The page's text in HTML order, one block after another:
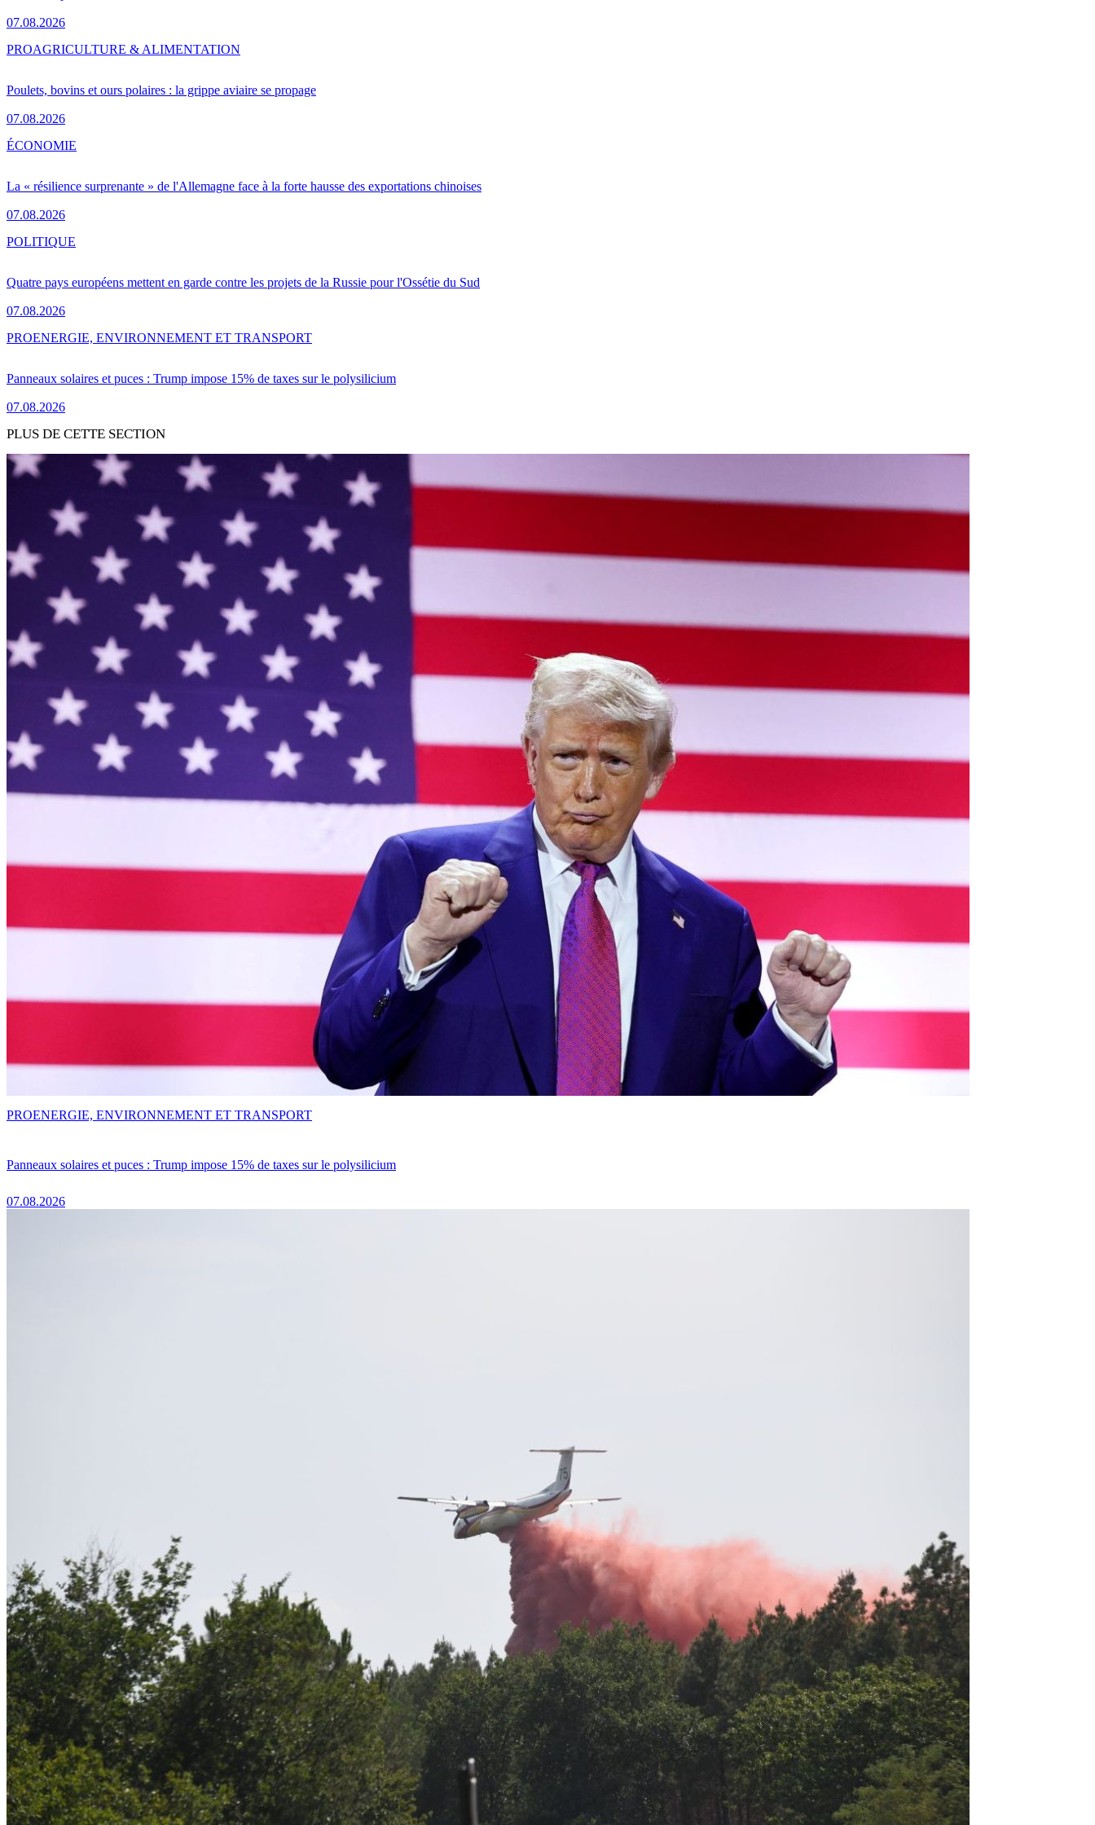
07.08.2026
Poulets, bovins et ours polaires : la grippe aviaire se propage
07.08.2026
PROAGRICULTURE & ALIMENTATION
La « résilience surprenante » de l'Allemagne face à la forte hausse des exportations chinoises
07.08.2026
ÉCONOMIE
Quatre pays européens mettent en garde contre les projets de la Russie pour l'Ossétie du Sud
07.08.2026
POLITIQUE
Panneaux solaires et puces : Trump impose 15% de taxes sur le polysilicium
07.08.2026
PROENERGIE, ENVIRONNEMENT ET TRANSPORT
PLUS DE CETTE SECTION
Panneaux solaires et puces : Trump impose 15% de taxes sur le polysilicium
07.08.2026
PROENERGIE, ENVIRONNEMENT ET TRANSPORT